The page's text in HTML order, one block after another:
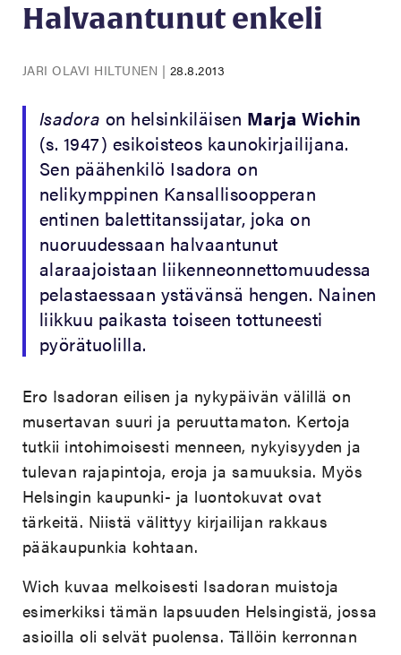
Halvaantunut enkeli
JARI OLAVI HILTUNEN | 28.8.2013
Isadora on helsinkiläisen Marja Wichin
(s. 1947) esikoisteos kaunokirjailijana.
Sen päähenkilö Isadora on
nelikymppinen Kansallisoopperan
entinen balettitanssijatar, joka on
nuoruudessaan halvaantunut
alaraajoistaan liikenneonnettomuudessa
pelastaessaan ystävänsä hengen. Nainen
liikkuu paikasta toiseen tottuneesti
pyörätuolilla.
Ero Isadoran eilisen ja nykypäivän välillä on
musertavan suuri ja peruuttamaton. Kertoja
tutkii intohimoisesti menneen, nykyisyyden ja
tulevan rajapintoja, eroja ja samuuksia. Myös
Helsingin kaupunki- ja luontokuvat ovat
tärkeitä. Niistä välittyy kirjailijan rakkaus
pääkaupunkia kohtaan.
Wich kuvaa melkoisesti Isadoran muistoja
esimerkiksi tämän lapsuuden Helsingistä, jossa
asioilla oli selvät puolensa. Tällöin kerronnan